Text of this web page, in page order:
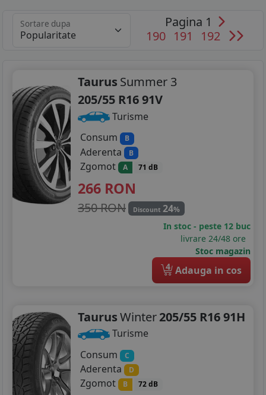
255/40R19
245/35R21
Sortare dupa
Pagina 1
190 191 192
Taurus Summer 3
205/55 R16 91V
Turisme
Consum
B
Aderenta B
Zgomot A 71 dB
266 RON
350 RON Discount 24%
In stoc - peste 12 buc
livrare 24/48 ore
Stoc magazin
4 Adauga in cos
TaurusWinter205/55 R16 91H
Turisme
Consum
C
Aderenta D
Zgomot B 72 dB